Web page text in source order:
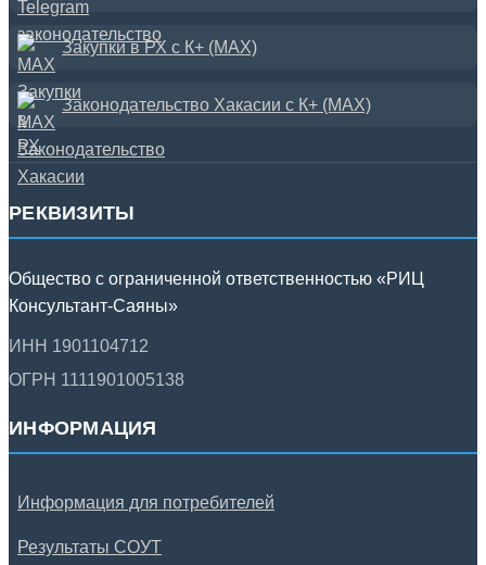
Закупки в РХ с К+ (MAX)
Законодательство Хакасии с К+ (MAX)
РЕКВИЗИТЫ
Общество с ограниченной ответственностью «РИЦ
Консультант-Саяны»
ИНН 1901104712
ОГРН 1111901005138
ИНФОРМАЦИЯ
Информация для потребителей
Результаты СОУТ